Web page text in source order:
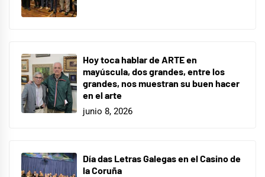
Hoy toca hablar de ARTE en
mayúscula, dos grandes, entre los
grandes, nos muestran su buen hacer
en el arte
junio 8, 2026
Día das Letras Galegas en el Casino de
la Coruña